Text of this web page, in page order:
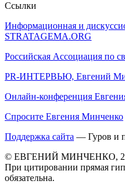
Ссылки
Информационная и
STRATAGEMA.ORG
Российская Ассоциация по
PR-ИНТЕРВЬЮ, Евгений
Онлайн-конференция
Спросите Евгения Минченко
Поддержка сайта — Гуров и
© ЕВГЕНИЙ МИНЧЕНКО,
При цитировании прямая
обязательна.